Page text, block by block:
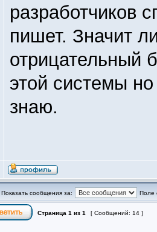
разработчиков
пишет. Значит
отрицательный
этой системы
знаю.
Показать сообщения за: Поле
Страница 1 из 1 [ Сообщений: 14 ]